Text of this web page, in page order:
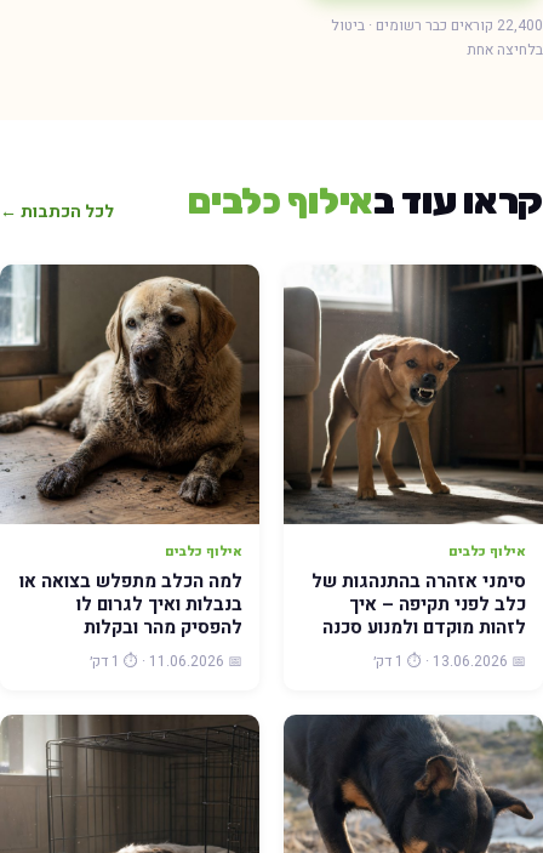
22,400 קוראים כבר רשומים · ביטול
אחת
עוד באילוף כלבים לכל הכתבות ←
אילוף כלבים
סימני אזהרה בהתנהגות של
כלב לפני תקיפה – איך
לזהות מוקדם ולמנוע סכנה
📅 13.06.2026 · ⏱️ 1 דק׳
אילוף כלבים
למה הכלב מתפלש בצואה או
בנבלות ואיך לגרום לו
להפסיק מהר ובקלות
📅 11.06.2026 · ⏱️ 1 דק׳